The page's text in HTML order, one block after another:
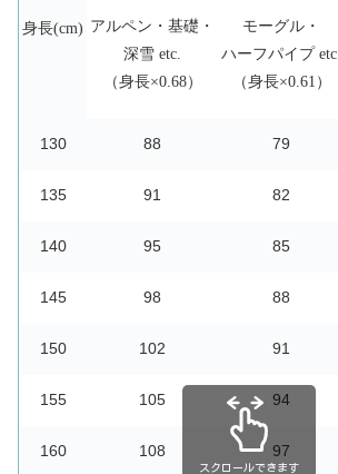
身長(cm) アルペン・基礎・
深雪 etc.
（身長×0.68）
モーグル・
ハーフパイプ etc.
（身長×0.61）
130 88 79
135 91 82
140 95 85
145 98 88
150 102 91
155 105 94
160 108 97
スクロールできます